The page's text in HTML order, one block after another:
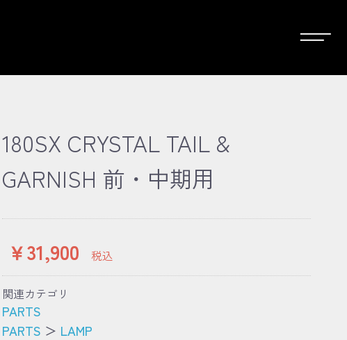
180SX CRYSTAL TAIL &
GARNISH 前・中期用
￥31,900 税込
関連カテゴリ
PARTS
PARTS ＞ LAMP